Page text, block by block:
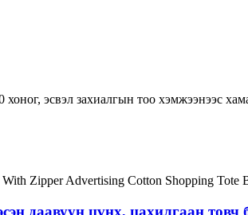
эсвэл захиалгын тоо хэмжээнээс
даавуун цүнх, цахилгаан